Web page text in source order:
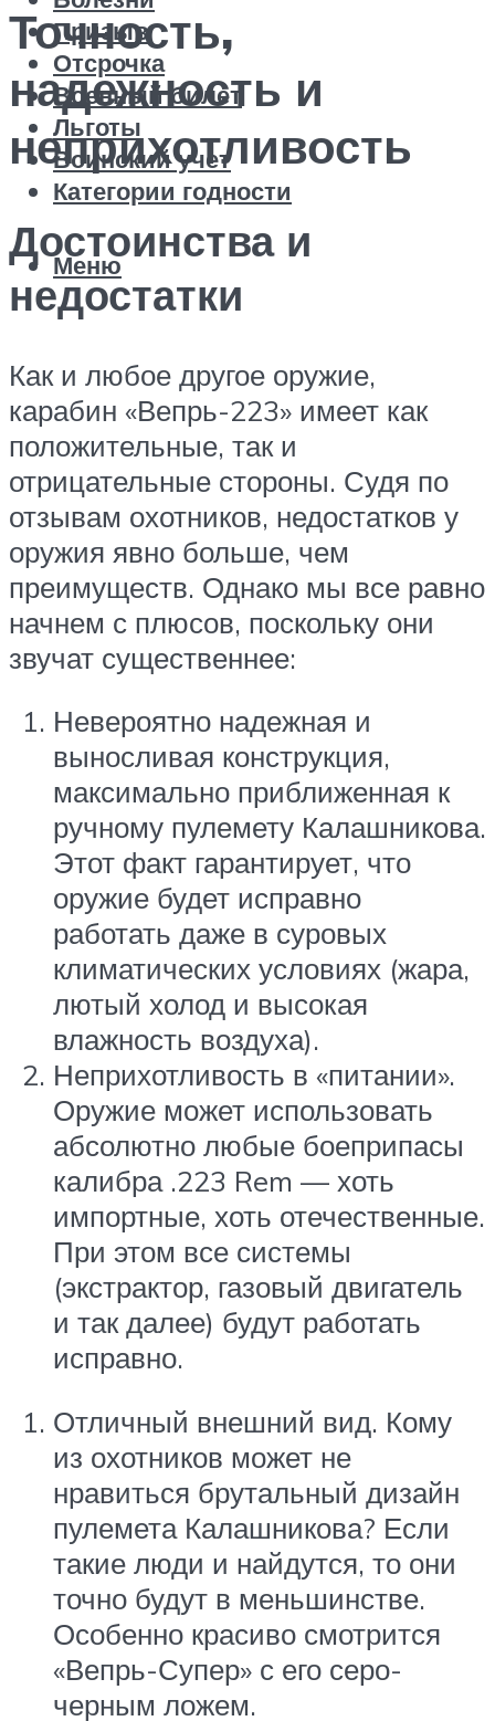
Призыв
Отсрочка
Военный билет
Льготы
Воинский учет
Категории годности
Меню
Точность,
надежность и
неприхотливость
Достоинства и
недостатки
Как и любое другое оружие,
карабин «Вепрь-223» имеет как
положительные, так и
отрицательные стороны. Судя по
отзывам охотников, недостатков у
оружия явно больше, чем
преимуществ. Однако мы все равно
начнем с плюсов, поскольку они
звучат существеннее:
Невероятно надежная и
выносливая конструкция,
максимально приближенная к
ручному пулемету Калашникова.
Этот факт гарантирует, что
оружие будет исправно
работать даже в суровых
климатических условиях (жара,
лютый холод и высокая
влажность воздуха).
Неприхотливость в «питании».
Оружие может использовать
абсолютно любые боеприпасы
калибра .223 Rem — хоть
импортные, хоть отечественные.
При этом все системы
(экстрактор, газовый двигатель
и так далее) будут работать
исправно.
Отличный внешний вид. Кому
из охотников может не
нравиться брутальный дизайн
пулемета Калашникова? Если
такие люди и найдутся, то они
точно будут в меньшинстве.
Особенно красиво смотрится
«Вепрь-Супер» с его серо-
черным ложем.